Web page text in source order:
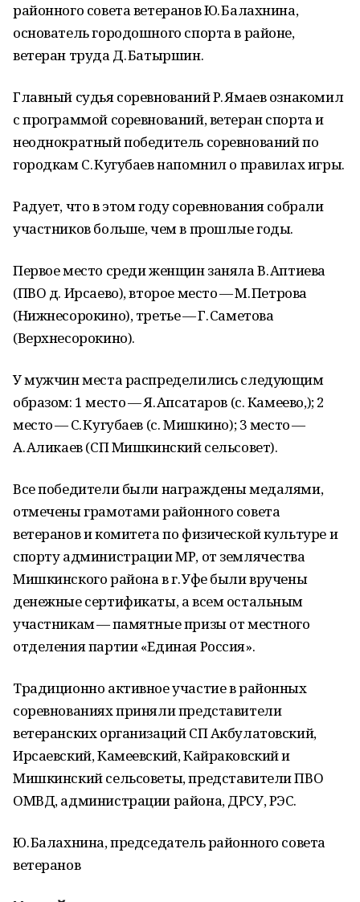
районного совета ветеранов Ю. Балахнина,
основатель городошного спорта в районе,
ветеран труда Д. Батыршин.
Главный судья соревнований Р. Ямаев ознакомил
с программой соревнований, ветеран спорта и
неоднократный победитель соревнований по
городкам С. Кугубаев напомнил о правилах игры.
Радует, что в этом году соревнования собрали
участников больше, чем в прошлые годы.
Первое место среди женщин заняла В. Аптиева
(ПВО д. Ирсаево), второе место — М. Петрова
(Нижнесорокино), третье — Г. Саметова
(Верхнесорокино).
У мужчин места распределились следующим
образом: 1 место — Я. Апсатаров (с. Камеево,); 2
место — С. Кугубаев (с. Мишкино); 3 место —
А. Аликаев (СП Мишкинский сельсовет).
Все победители были награждены медалями,
отмечены грамотами районного совета
ветеранов и комитета по физической культуре и
спорту администрации МР, от землячества
Мишкинского района в г. Уфе были вручены
денежные сертификаты, а всем остальным
участникам — памятные призы от местного
отделения партии «Единая Россия».
Традиционно активное участие в районных
соревнованиях приняли представители
ветеранских организаций СП Акбулатовский,
Ирсаевский, Камеевский, Кайраковский и
Мишкинский сельсоветы, представители ПВО
ОМВД, администрации района, ДРСУ, РЭС.
Ю. Балахнина, председатель районного совета
ветеранов